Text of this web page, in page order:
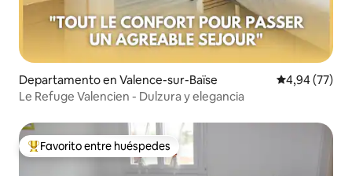
Departamento en Valence-sur-Baïse Calificación
4,94 (77)
Le Refuge Valencien - Dulzura y elegancia
Favorito entre los huéspedes más destacados
Favorito entre huéspedes